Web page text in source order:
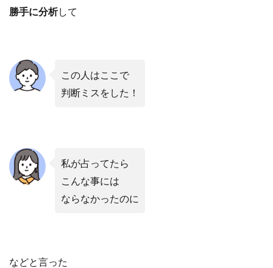
勝手に分析して
この人はここで
判断ミスをした！
私が占ってたら
こんな事には
ならなかったのに
などと言った